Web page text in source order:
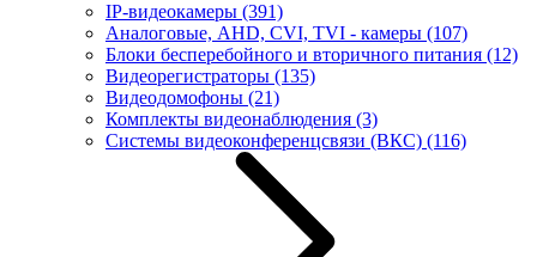
IP-видеокамеры (391)
Аналоговые, AHD, CVI, TVI - камеры (107)
Блоки бесперебойного и вторичного питания (12)
Видеорегистраторы (135)
Видеодомофоны (21)
Комплекты видеонаблюдения (3)
Системы видеоконференцсвязи (ВКС) (116)